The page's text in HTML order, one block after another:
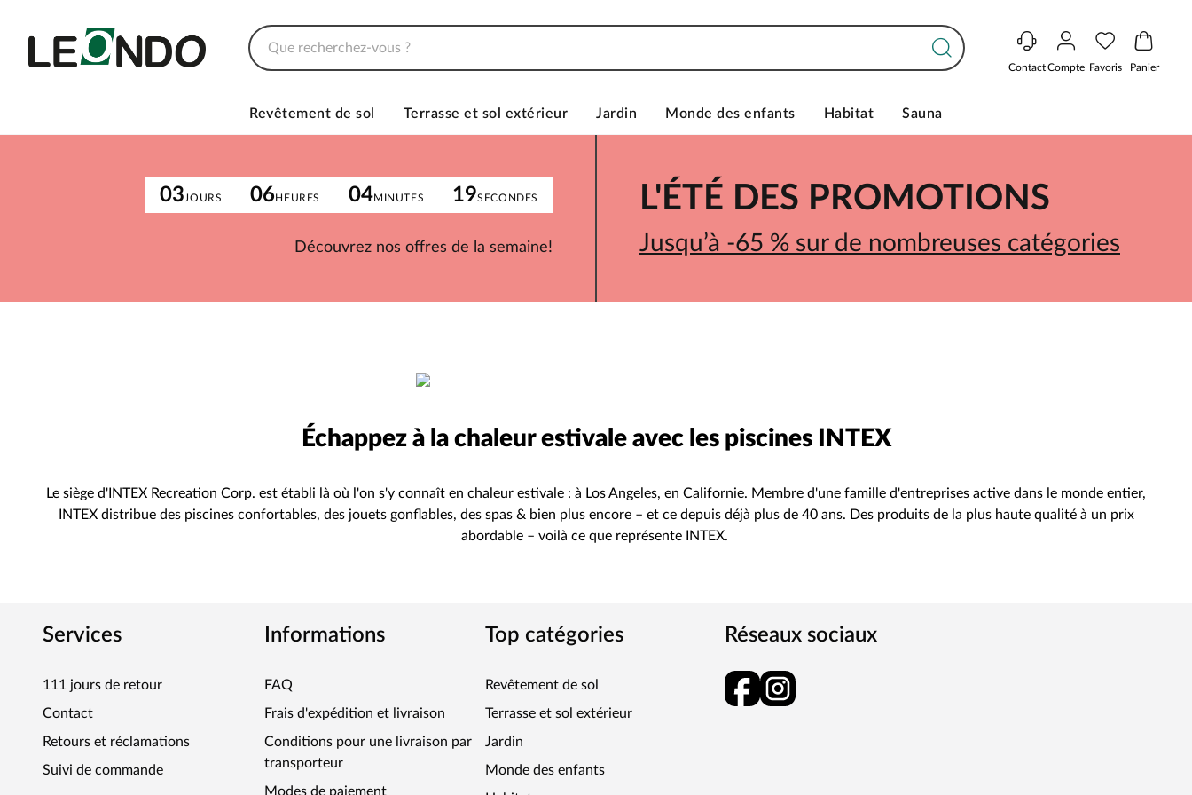
ContactCompte Favoris Panier
Revêtement de sol Terrasse et sol extérieur Jardin Monde des enfants Habitat Sauna
03JOURS 06HEURES 04MINUTES 19SECONDES
Découvrez nos offres de la semaine!
L'ÉTÉ DES PROMOTIONS
Jusqu’à -65 % sur de nombreuses catégories
Échappez à la chaleur estivale avec les piscines INTEX
Le siège d'INTEX Recreation Corp. est établi là où l'on s'y connaît en chaleur estivale : à Los Angeles, en Californie. Membre d'une famille d'entreprises active dans le monde entier,
INTEX distribue des piscines confortables, des jouets gonflables, des spas & bien plus encore – et ce depuis déjà plus de 40 ans. Des produits de la plus haute qualité à un prix
abordable – voilà ce que représente INTEX.
Services
111 jours de retour
Contact
Retours et réclamations
Suivi de commande
Informations
FAQ
Frais d'expédition et livraison
Conditions pour une livraison par
transporteur
Modes de paiement
Top catégories
Revêtement de sol
Terrasse et sol extérieur
Jardin
Monde des enfants
Réseaux sociaux